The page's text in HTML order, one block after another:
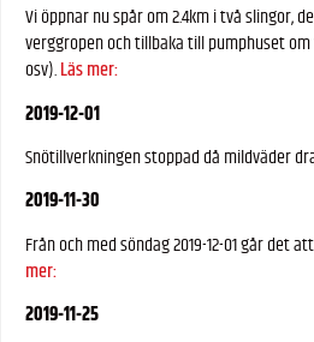
Vi öppnar nu spår om 2.4km i två slingor,
verggropen och tillbaka till pumphuset
osv).Läs mer:
2019-12-01
Snötillverkningen stoppad då mildväder
2019-11-30
Från och med söndag 2019-12-01 går
mer:
2019-11-25